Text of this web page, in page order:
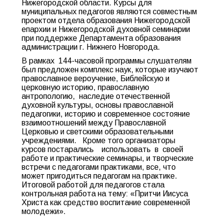
Нижегородской области. Курсы для
муниципальных педагогов являются совместным
проектом отдела образования Нижегородской
епархии и Нижегородской духовной семинарии
при поддержке Департамента образования
администрации г. Нижнего Новгорода.
В рамках 144-часовой программы слушателям
был предложен комплекс наук, которые изучают
православное вероучение, Библейскую и
церковную историю, православную
антропологию, наследие отечественной
духовной культуры, основы православной
педагогики, историю и современное состояние
взаимоотношений между Православной
Церковью и светскими образовательными
учреждениями. Кроме того организаторы
курсов постарались использовать в своей
работе и практические семинары, и творческие
встречи с педагогами практиками, все, что
может пригодиться педагогам на практике.
Итоговой работой для педагогов стала
контрольная работа на тему: «Притчи Иисуса
Христа как средство воспитание современной
молодежи».